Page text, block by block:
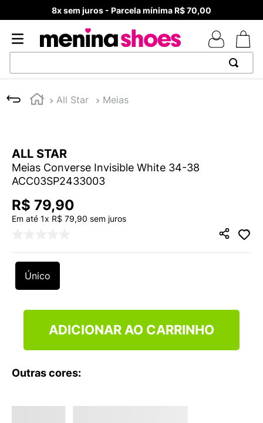
8x sem juros - Parcela mínima R$ 70,00
All Star Meias
ALL STAR
Meias Converse Invisible White 34-38
ACC03SP2433003
R$ 79,90
Em até 1x R$ 79,90 sem juros
Único
ADICIONAR AO CARRINHO
Outras cores:
1
TÊNIS NEWS BALANCE 530
4º
TÊNIS VEJA WHITE
5º
ADIDAS
6º
SAMBA
MELISSA SLIDE
10º NEW 530